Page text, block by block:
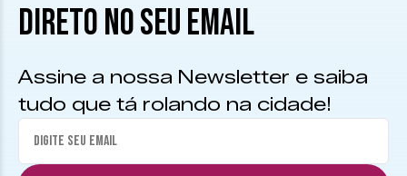
DIRETO NO SEU EMAIL
Assine a nossa Newsletter e saiba
tudo que tá rolando na cidade!